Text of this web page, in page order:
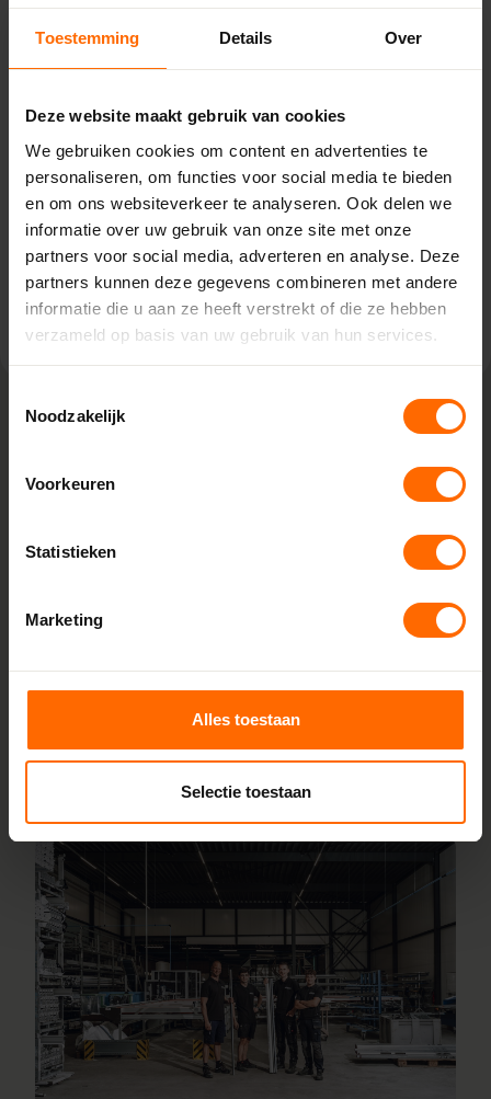
Toestemming Details Over
Deze website maakt gebruik van cookies
We gebruiken cookies om content en advertenties te
personaliseren, om functies voor social media te bieden
en om ons websiteverkeer te analyseren. Ook delen we
informatie over uw gebruik van onze site met onze
partners voor social media, adverteren en analyse. Deze
partners kunnen deze gegevens combineren met andere
informatie die u aan ze heeft verstrekt of die ze hebben
verzameld op basis van uw gebruik van hun services.
Noodzakelijk
Voorkeuren
Statistieken
Marketing
Alles toestaan
Selectie toestaan
Langbroekerdijk A 52,
3947BJ Langbroek
Selecteren als mijn vestiging
fabriek
Heerenveen en Meppel, houden we de lijnen kort en de
tussenhandel. Configureer jouw kozijnen online en wij
Lees meer over onze fabriek